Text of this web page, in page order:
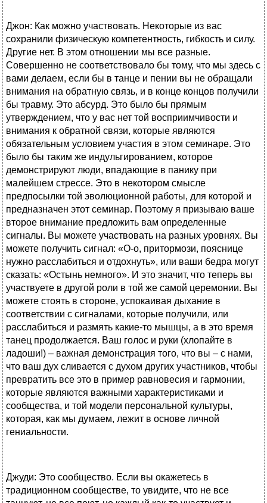
Джон: Как можно участвовать. Некоторые из вас
сохранили физическую компетентность, гибкость и силу.
Другие нет. В этом отношении мы все разные.
Совершенно не соответствовало бы тому, что мы здесь с
вами делаем, если бы в танце и пении вы не обращали
внимания на обратную связь, и в конце концов получили
бы травму. Это абсурд. Это было бы прямым
утверждением, что у вас нет той восприимчивости и
внимания к обратной связи, которые являются
обязательным условием участия в этом семинаре. Это
было бы таким же индульгированием, которое
демонстрируют люди, впадающие в панику при
малейшем стрессе. Это в некотором смысле
предпосылки той эволюционной работы, для которой и
предназначен этот семинар. Поэтому я призываю ваше
второе внимание предложить вам определенные
сигналы. Вы можете участвовать на разных уровнях. Вы
можете получить сигнал: «О-о, притормози, пояснице
нужно расслабиться и отдохнуть», или ваши бедра могут
сказать: «Остынь немного». И это значит, что теперь вы
участвуете в другой роли в той же самой церемонии. Вы
можете стоять в стороне, успокаивая дыхание в
соответствии с сигналами, которые получили, или
расслабиться и размять какие-то мышцы, а в это время
танец продолжается. Ваш голос и руки (хлопайте в
ладоши!) – важная демонстрация того, что вы – с нами,
что ваш дух сливается с духом других участников, чтобы
превратить все это в пример равновесия и гармонии,
которые являются важными характеристиками и
сообщества, и той модели персональной культуры,
которая, как мы думаем, лежит в основе личной
гениальности.
Джуди: Это сообщество. Если вы окажетесь в
традиционном сообществе, то увидите, что не все